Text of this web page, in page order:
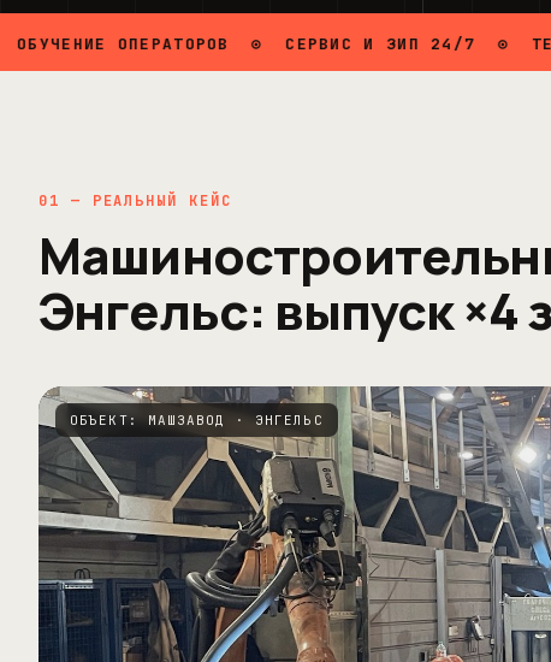
ОПЕРАТОРОВ ⊙ СЕРВИС И ЗИП 24/7 ⊙ ТЕСТ НА
01 — РЕАЛЬНЫЙ КЕЙС
Энгельс: выпуск ×4
ОБЪЕКТ: МАШЗАВОД · ЭНГЕЛЬС